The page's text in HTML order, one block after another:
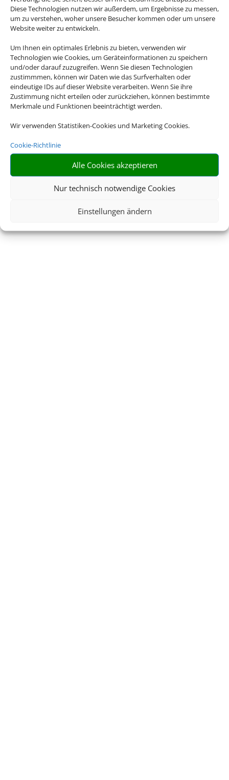
Diese Technologien nutzen wir außerdem, um Ergebnisse zu messen,
um zu verstehen, woher unsere Besucher kommen oder um unsere
Website weiter zu entwickeln.
Um Ihnen ein optimales Erlebnis zu bieten, verwenden wir
Technologien wie Cookies, um Geräteinformationen zu speichern
und/oder darauf zuzugreifen. Wenn Sie diesen Technologien
zustimmmen, können wir Daten wie das Surfverhalten oder
eindeutige IDs auf dieser Website verarbeiten. Wenn Sie ihre
Zustimmung nicht erteilen oder zurückziehen, können bestimmte
Merkmale und Funktionen beeinträchtigt werden.
Wir verwenden Statistiken-Cookies und Marketing Cookies.
Cookie-Richtlinie
Alle Cookies akzeptieren
Nur technisch notwendige Cookies
Einstellungen ändern